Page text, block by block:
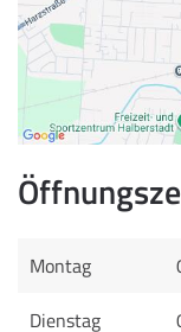
Montag
Dienstag